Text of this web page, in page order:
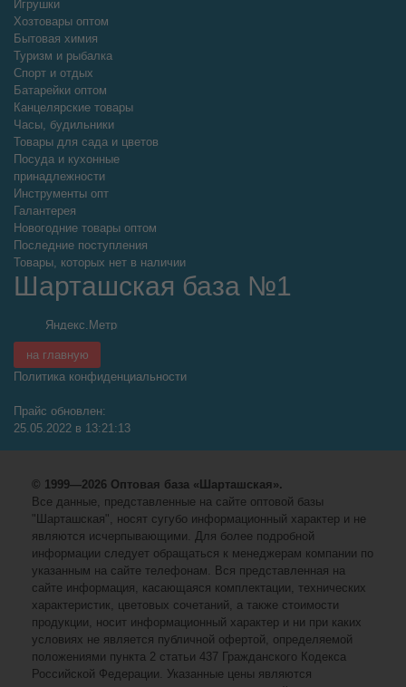
Игрушки
Хозтовары оптом
Бытовая химия
Туризм и рыбалка
Спорт и отдых
Батарейки оптом
Канцелярские товары
Часы, будильники
Товары для сада и цветов
Посуда и кухонные
принадлежности
Инструменты опт
Галантерея
Новогодние товары оптом
Последние поступления
Товары, которых нет в наличии
Шарташская база №1
на главную
Политика конфиденциальности
Прайс обновлен:
25.05.2022 в 13:21:13
© 1999—2026 Оптовая база «Шарташская».
Все данные, представленные на сайте оптовой базы
"Шарташская", носят сугубо информационный характер и не
являются исчерпывающими. Для более подробной
информации следует обращаться к менеджерам компании по
указанным на сайте телефонам. Вся представленная на
сайте информация, касающаяся комплектации, технических
характеристик, цветовых сочетаний, а также стоимости
продукции, носит информационный характер и ни при каких
условиях не является публичной офертой, определяемой
положениями пункта 2 статьи 437 Гражданского Кодекса
Российской Федерации. Указанные цены являются